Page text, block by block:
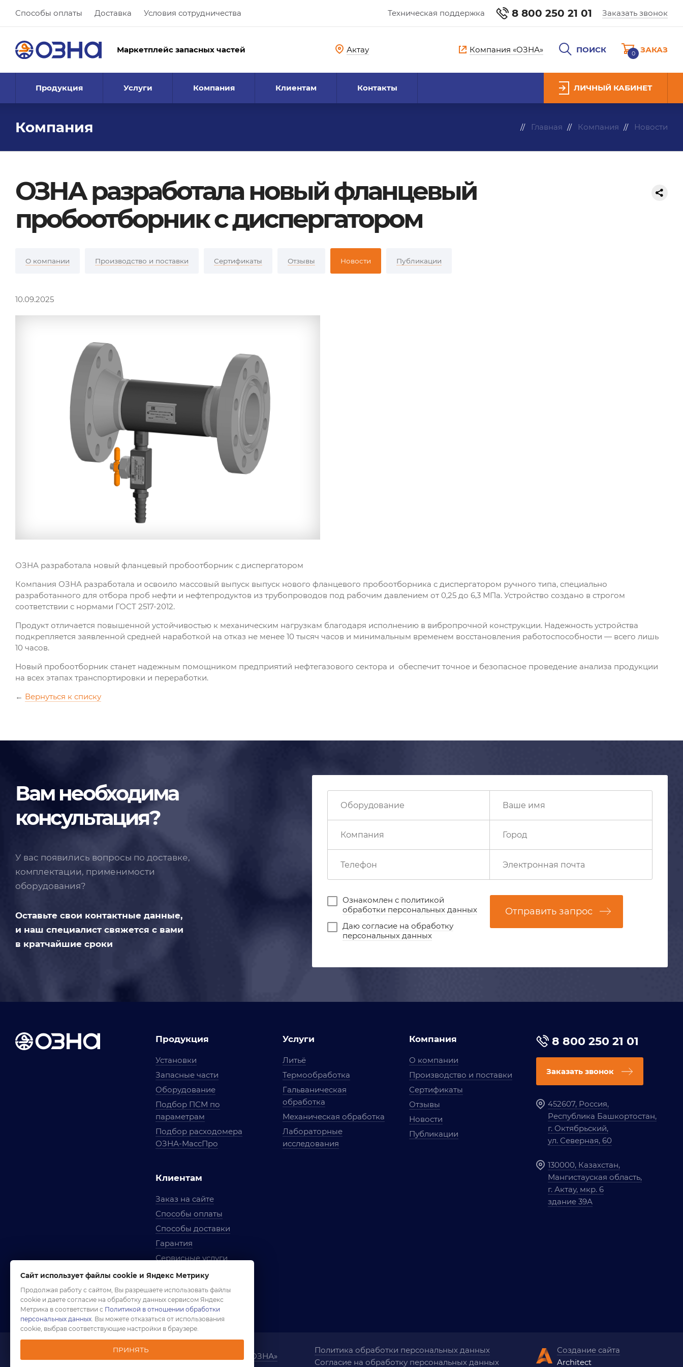
Способы оплаты Доставка Условия сотрудничества Техническая поддержка 8 800 250 21 01 Заказать звонок
Маркетплейс запасных частей Актау Компания «ОЗНА» ПОИСК 0 ЗАКАЗ
Продукция Услуги Компания Клиентам Контакты ЛИЧНЫЙ КАБИНЕТ
Компания Главная Компания Новости
ОЗНА разработала новый фланцевый
пробоотборник с диспергатором
О компании Производство и поставки Сертификаты Отзывы Новости Публикации
10.09.2025
ОЗНА разработала новый фланцевый пробоотборник с диспергатором
Компания ОЗНА разработала и освоило массовый выпуск выпуск нового фланцевого пробоотборника с диспергатором ручного типа, специально
разработанного для отбора проб нефти и нефтепродуктов из трубопроводов под рабочим давлением от 0,25 до 6,3 МПа. Устройство создано в строгом
соответствии с нормами ГОСТ 2517-2012.
Продукт отличается повышенной устойчивостью к механическим нагрузкам благодаря исполнению в вибропрочной конструкции. Надежность устройства
подкрепляется заявленной средней наработкой на отказ не менее 10 тысяч часов и минимальным временем восстановления работоспособности — всего лишь
10 часов.
Новый пробоотборник станет надежным помощником предприятий нефтегазового сектора и обеспечит точное и безопасное проведение анализа продукции
на всех этапах транспортировки и переработки.
← Вернуться к списку
Вам необходима
консультация?
У вас появились вопросы по доставке,
комплектации, применимости
оборудования?
Оставьте свои контактные данные,
и наш специалист свяжется с вами
в кратчайшие сроки
Ознакомлен с политикой
обработки персональных данных
Даю согласие на обработку
персональных данных
Отправить запрос
Продукция
Установки
Запасные части
Оборудование
Подбор ПСМ по
параметрам
Подбор расходомера
ОЗНА-МассПро
Клиентам
Заказ на сайте
Способы оплаты
Способы доставки
Гарантия
Сервисные услуги
Вопросы и ответы
Условия сотрудничества
Правила использования
Услуги
Литьё
Термообработка
Гальваническая
обработка
Механическая обработка
Лабораторные
исследования
Компания
О компании
Производство и поставки
Сертификаты
Отзывы
Новости
Публикации
8 800 250 21 01
Заказать звонок
452607, Россия,
Республика Башкортостан,
г. Октябрьский,
ул. Северная, 60
130000, Казахстан,
Мангистауская область,
г. Актау, мкр. 6
здание 39А
Компания «ОЗНА»
Политика обработки персональных данных
Согласие на обработку персональных данных
Создание сайта
Architect
Сайт использует файлы cookie и Яндекс Метрику
Продолжая работу с сайтом, Вы разрешаете использовать файлы
cookie и даете согласие на обработку данных сервисом Яндекс
Метрика в соответствии с Политикой в отношении обработки
персональных данных. Вы можете отказаться от использования
cookie, выбрав соответствующие настройки в браузере.
ПРИНЯТЬ